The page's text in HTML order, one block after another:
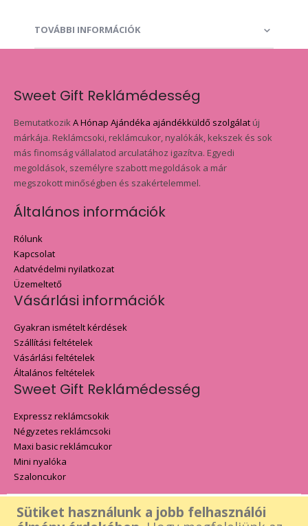
Sütiket használunk a jobb felhasználói
TOVÁBBI INFORMÁCIÓK
Sweet Gift Reklámédesség
Bemutatkozik A Hónap Ajándéka ajándékküldő szolgálat új
márkája. Reklámcsoki, reklámcukor, nyalókák, kekszek és sok
más finomság vállalatod arculatához igazítva. Egyedi
megoldások, személyre szabott megoldások a már
megszokott minőségben és szakértelemmel.
Általános információk
Rólunk
Kapcsolat
Adatvédelmi nyilatkozat
Üzemeltető
Vásárlási információk
Gyakran ismételt kérdések
Szállítási feltételek
Vásárlási feltételek
Általános feltételek
Sweet Gift Reklámédesség
Expressz reklámcsokik
Négyzetes reklámcsoki
Maxi basic reklámcukor
Mini nyalóka
Szaloncukor
Az oldalon található összes tartalom - beleértve a Sweet Gift logó,